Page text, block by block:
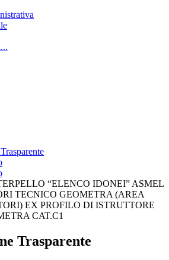
“ELENCO IDONEI” ASMEL
TECNICO GEOMETRA (AREA
EX PROFILO DI ISTRUTTORE
CAT.C1
Trasparente